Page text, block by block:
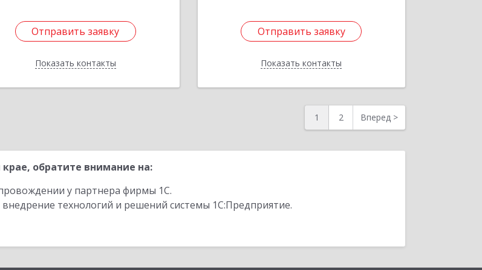
Отправить заявку
Показать контакты
Отправить заявку
Назад
Отправить заявку
Показать контакты
Отправить заявку
Назад
1 2 Вперед >
обратите внимание на:
у партнера фирмы 1С.
технологий и решений системы 1С:Предприятие.